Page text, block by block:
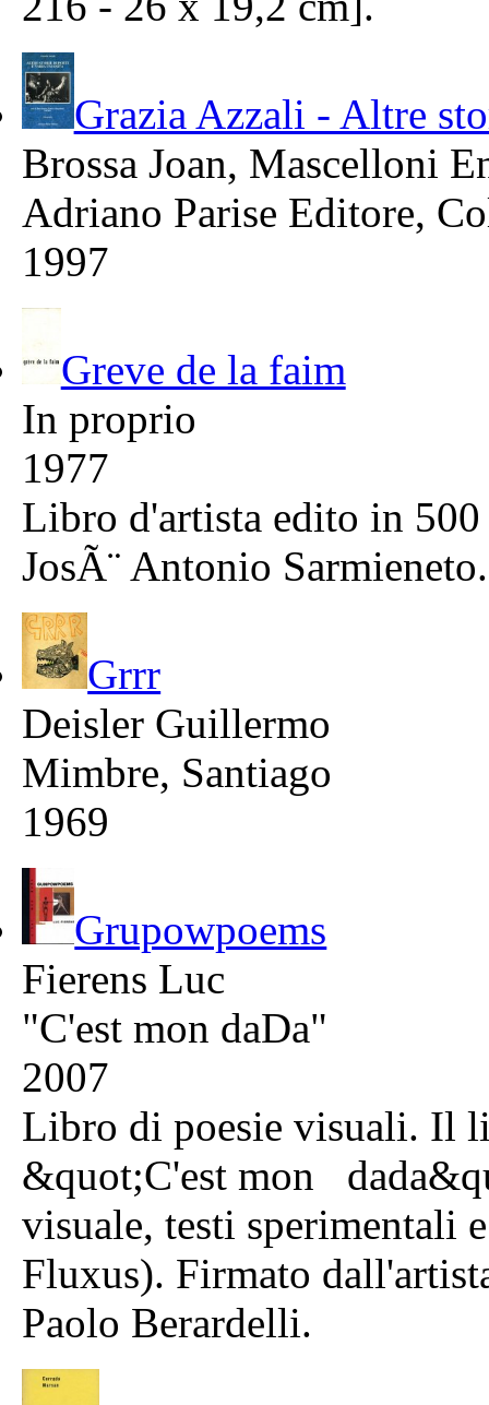
Grazia Azzali - Altre
Brossa Joan, Mascelloni
Adriano Parise Editore,
1997
Greve de la faim
In proprio
1977
Libro d'artista edito in
JosÃ¨ Antonio Sarmieneto.
Grrr
Deisler Guillermo
Mimbre, Santiago
1969
Grupowpoems
Fierens Luc
"C'est mon daDa"
2007
Libro di poesie visuali. Il
&quot;C'est mon
visuale, testi sperimentali
Fluxus). Firmato
Paolo Berardelli.